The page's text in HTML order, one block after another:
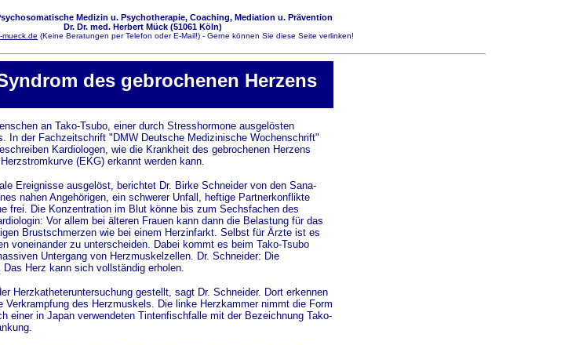
Medizin u. Psychotherapie, Coaching, Mediation u. Prävention
Dr. Dr. med. Herbert Mück (51061 Köln)
mueck.de (Keine Beratungen per Telefon oder E-Mail!) - Gerne können Sie diese Seite verlinken!
des gebrochenen Herzens
an Tako-Tsubo, einer durch Stresshormone ausgelösten
In der Fachzeitschrift "DMW Deutsche Medizinische Wochenschrift"
Kardiologen, wie die Krankheit des gebrochenen Herzens
(EKG) erkannt werden kann.
Ereignisse ausgelöst, berichtet Dr. Birke Schneider von den Sana-
nahen Angehörigen, ein schwerer Unfall, heftige Partnerkonflikte
frei. Die Konzentration im Blut könne bis zum Sechsfachen des
Vor allem bei älteren Frauen kann dann die Belastung für das
Brustschmerzen wie bei einem Herzinfarkt. Selbst für Ärzte ist es
voneinander zu unterscheiden. Dabei kommt es beim Tako-Tsubo
Untergang von Herzmuskelzellen. Dr. Schneider: Die
Herz kann sich vollständig erholen.
Herzkatheteruntersuchung gestellt, sagt Dr. Schneider. Dort erkennen
des Herzmuskels. Die linke Herzkammer nimmt die Form
einer in Japan verwendeten Tintenfischfalle mit der Bezeichnung Tako-